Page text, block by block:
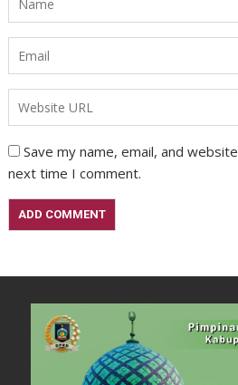
Save my name, email, and
next time I comment.